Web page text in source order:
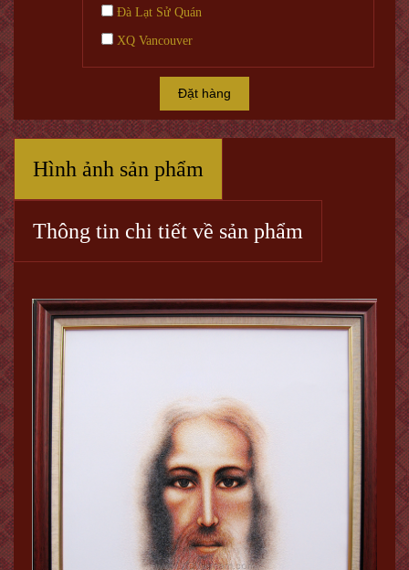
Đà Lạt Sử Quán
XQ Vancouver
Đặt hàng
Hình ảnh sản phẩm
Thông tin chi tiết về sản phẩm